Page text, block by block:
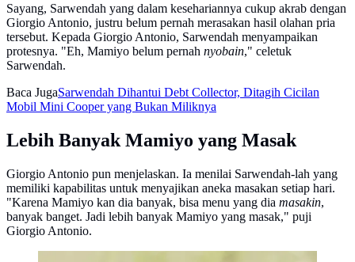
Sayang, Sarwendah yang dalam kesehariannya cukup akrab dengan
Giorgio Antonio, justru belum pernah merasakan hasil olahan pria
tersebut. Kepada Giorgio Antonio, Sarwendah menyampaikan
protesnya. "Eh, Mamiyo belum pernah nyobain," celetuk
Sarwendah.
Baca JugaSarwendah Dihantui Debt Collector, Ditagih Cicilan
Mobil Mini Cooper yang Bukan Miliknya
Lebih Banyak Mamiyo yang Masak
Giorgio Antonio pun menjelaskan. Ia menilai Sarwendah-lah yang
memiliki kapabilitas untuk menyajikan aneka masakan setiap hari.
"Karena Mamiyo kan dia banyak, bisa menu yang dia masakin,
banyak banget. Jadi lebih banyak Mamiyo yang masak," puji
Giorgio Antonio.